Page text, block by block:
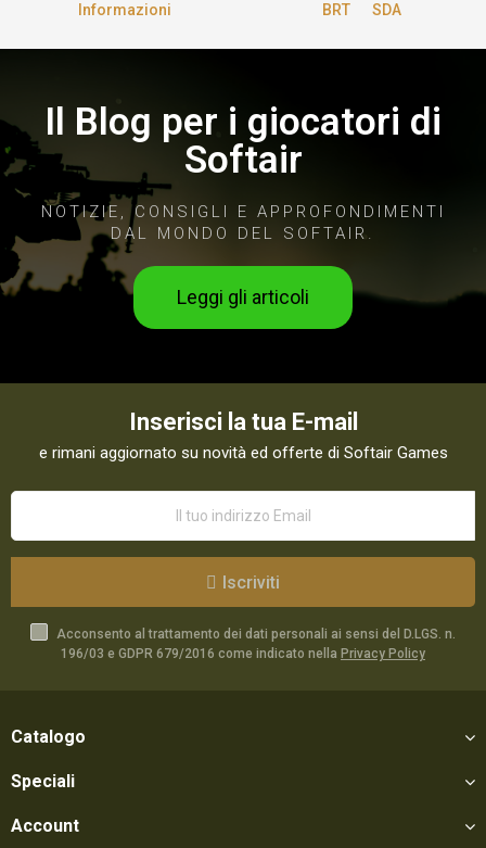
Informazioni BRT SDA
Il Blog per i giocatori di
Softair
NOTIZIE, CONSIGLI E APPROFONDIMENTI
DAL MONDO DEL SOFTAIR.
Leggi gli articoli
Inserisci la tua E-mail
e rimani aggiornato su novità ed offerte di Softair Games
Iscriviti
Acconsento al trattamento dei dati personali ai sensi del D.LGS. n.
196/03 e GDPR 679/2016 come indicato nella Privacy Policy
Catalogo
Speciali
Account